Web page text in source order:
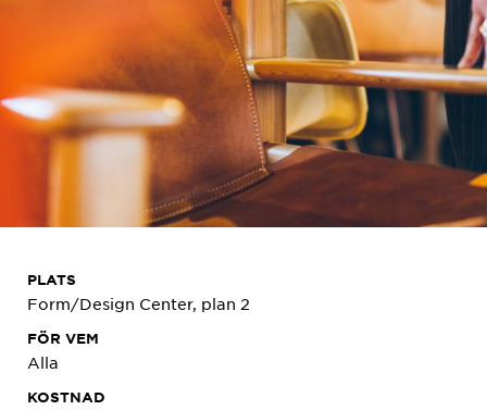
PLATS
Form/Design Center, plan 2
FÖR VEM
Alla
KOSTNAD